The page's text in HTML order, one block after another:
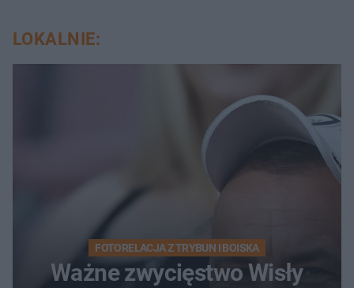
LOKALNIE:
FOTORELACJA Z TRYBUN I BOISKA
Ważne zwycięstwo Wisły